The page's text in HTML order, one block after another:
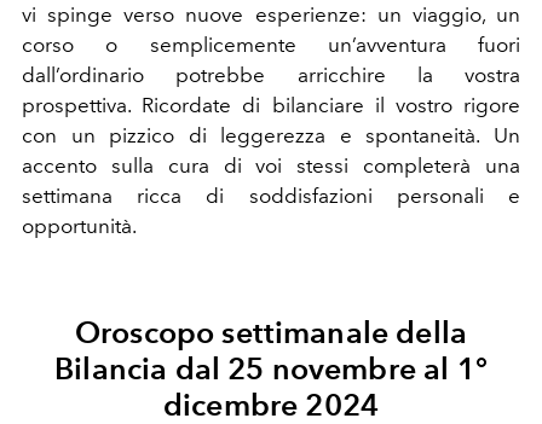
vi spinge verso nuove esperienze: un viaggio, un
corso o semplicemente un’avventura fuori
dall’ordinario potrebbe arricchire la vostra
prospettiva. Ricordate di bilanciare il vostro rigore
con un pizzico di leggerezza e spontaneità. Un
accento sulla cura di voi stessi completerà una
settimana ricca di soddisfazioni personali e
opportunità.
Oroscopo settimanale della
Bilancia dal 25 novembre al 1°
dicembre 2024